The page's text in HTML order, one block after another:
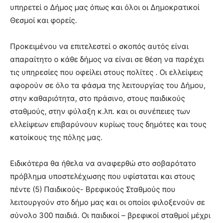
υπηρετεί ο Δήμος μας όπως και όλοι οι Δημοκρατικοί
Θεσμοί και φορείς.
Προκειμένου να επιτελεστεί ο σκοπός αυτός είναι
απαραίτητο ο κάθε δήμος να είναι σε θέση να παρέχει
τις υπηρεσίες που οφείλει στους πολίτες . Οι ελλείψεις
αφορούν σε όλο τα φάσμα της λειτουργίας του Δήμου,
στην καθαριότητα, στο πράσινο, στους παιδικούς
σταθμούς, στην φύλαξη κ.λπ. και οι συνέπειες των
ελλείψεων επιβαρύνουν κυρίως τους δημότες και τους
κατοίκους της πόλης μας.
Ειδικότερα θα ήθελα να αναφερθώ στο σοβαρότατο
πρόβλημα υποστελέχωσης που υφίσταται και στους
πέντε (5) Παιδικούς- Βρεφικούς Σταθμούς που
λειτουργούν στο δήμο μας και οι οποίοι φιλοξενούν σε
σύνολο 300 παιδιά. Οι παιδικοί – βρεφικοί σταθμοί μέχρι